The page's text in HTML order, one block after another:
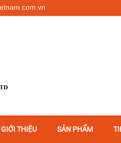
GIỚI THIỆU SẢN PHẨM